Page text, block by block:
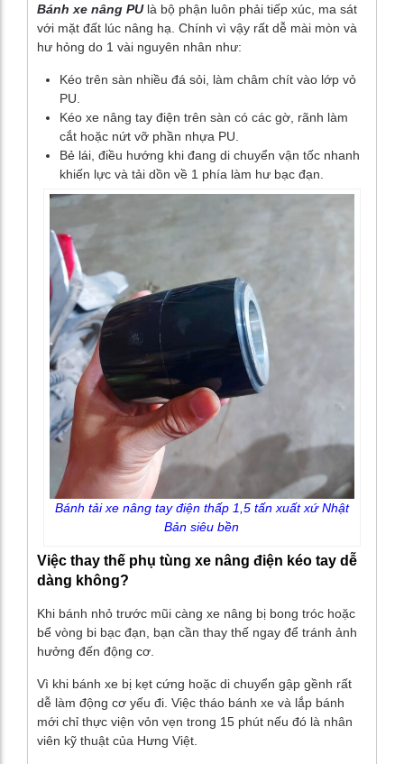
Bánh xe nâng PUlà bộ phận luôn phải tiếp xúc, ma sát
với mặt đất lúc nâng hạ. Chính vì vậy rất dễ mài mòn và
hư hỏng do 1 vài nguyên nhân như:
Kéo trên sàn nhiều đá sỏi, làm châm chít vào lớp vỏ
PU.
Kéo xe nâng tay điện trên sàn có các gờ, rãnh làm
cắt hoặc nứt vỡ phần nhựa PU.
Bẻ lái, điều hướng khi đang di chuyển vận tốc nhanh
khiến lực và tải dồn về 1 phía làm hư bạc đạn.
Bánh tải xe nâng tay điện thấp 1,5 tấn xuất xứ Nhật
Bản siêu bền
Việc thay thế phụ tùng xe nâng điện kéo tay dễ
dàng không?
Khi bánh nhỏ trước mũi càng xe nâng bị bong tróc hoặc
bể vòng bi bạc đạn, bạn cần thay thế ngay để tránh ảnh
hưởng đến động cơ.
Vì khi bánh xe bị kẹt cứng hoặc di chuyển gập gềnh rất
dễ làm động cơ yếu đi. Việc tháo bánh xe và lắp bánh
mới chỉ thực viện vỏn vẹn trong 15 phút nếu đó là nhân
viên kỹ thuật của Hưng Việt.